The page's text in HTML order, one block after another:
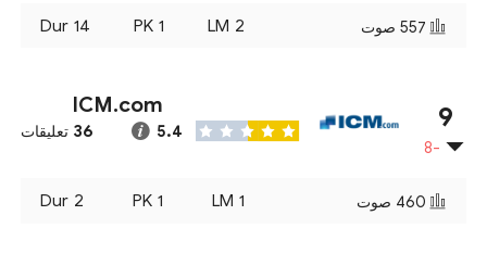
557 صوت 2
LM
1
PK
14
Dur
9
-8
ICM.com
5.4
36 تعليقات
460 صوت 1
LM
1
PK
2
Dur